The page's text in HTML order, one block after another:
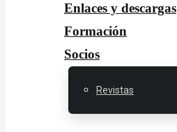
Enlaces y descargas
Formación
Socios
Revistas